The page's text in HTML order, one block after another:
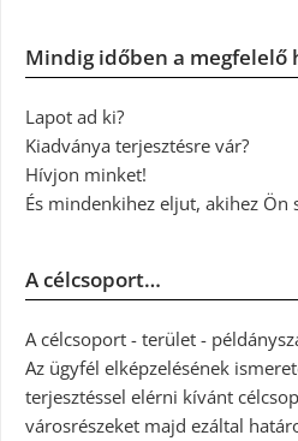
Mindig időben a megfelelő
Lapot ad ki?
Kiadványa terjesztésre vár?
Hívjon minket!
És mindenkihez eljut, akihez Ön
A célcsoport…
A célcsoport - terület -
Az ügyfél elképzelésének
terjesztéssel elérni kívánt
városrészeket majd ezáltal